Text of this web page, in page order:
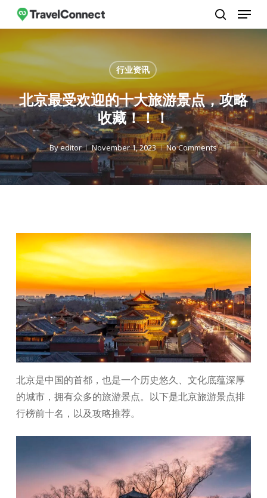
Skip
content
search
Menu
行业资讯
北京最受欢迎的十大旅游景点，攻略
收藏！！！
Byeditor November 1, 2023 No Comments
北京是中国的首都，也是一个历史悠久、文化底蕴深厚
的城市，拥有众多的旅游景点。以下是北京旅游景点排
行榜前十名，以及攻略推荐。
Close